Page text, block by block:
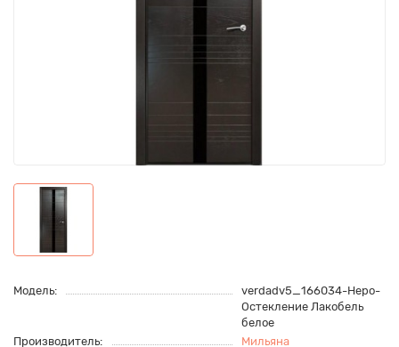
Модель:
verdadv5_166034-Неро-
Остекление Лакобель
белое
Производитель:
Мильяна